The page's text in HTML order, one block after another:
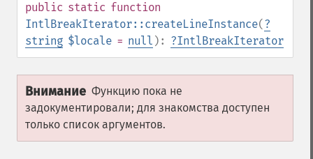
public static function
IntlBreakIterator::createLineInstance(?
string $locale = null ): ?IntlBreakIterator
Внимание Функцию пока не
задокументировали; для знакомства доступен
только список аргументов.